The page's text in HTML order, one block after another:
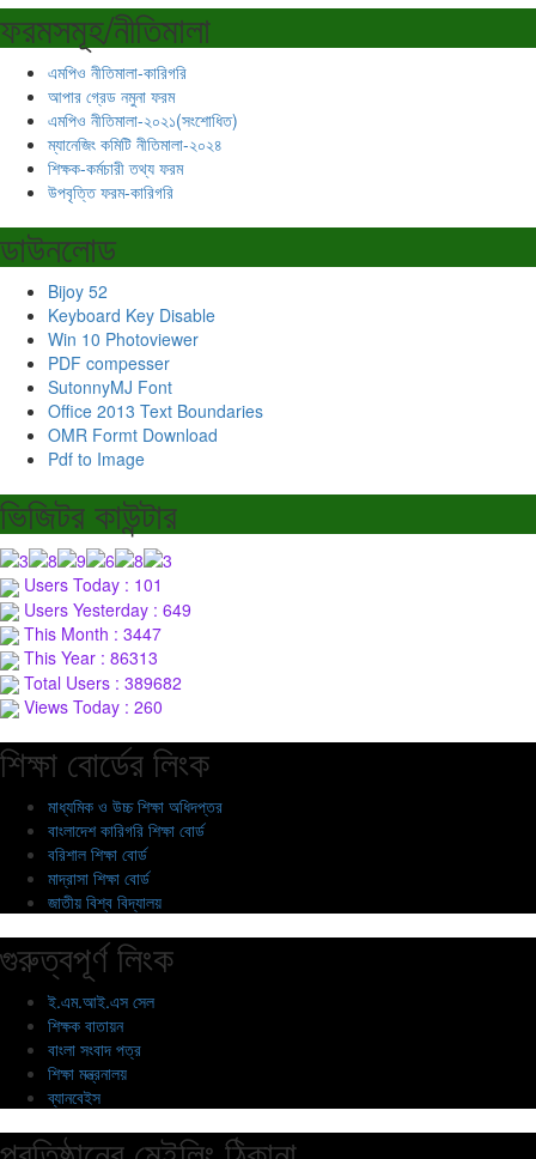
ফরমসমূহ/নীতিমালা
এমপিও নীতিমালা-কারিগরি
আপার গ্রেড নমুনা ফরম
এমপিও নীতিমালা-২০২১(সংশোধিত)
ম্যানেজিং কমিটি নীতিমালা-২০২৪
শিক্ষক-কর্মচারী তথ্য ফরম
উপবৃত্তি ফরম-কারিগরি
ডাউনলোড
Bijoy 52
Keyboard Key Disable
Win 10 Photoviewer
PDF compesser
SutonnyMJ Font
Office 2013 Text Boundaries
OMR Formt Download
Pdf to Image
ভিজিটর কাউন্টার
Users Today : 101
Users Yesterday : 649
This Month : 3447
This Year : 86313
Total Users : 389682
Views Today : 260
শিক্ষা বোর্ডের লিংক
মাধ্যমিক ও উচ্চ শিক্ষা অধিদপ্তর
বাংলাদেশ কারিগরি শিক্ষা বোর্ড
বরিশাল শিক্ষা বোর্ড
মাদ্রাসা শিক্ষা বোর্ড
জাতীয় বিশ্ব বিদ্যালয়
গুরুত্বপূর্ণ লিংক
ই.এম.আই.এস সেল
শিক্ষক বাতায়ন
বাংলা সংবাদ পত্র
শিক্ষা মন্ত্রনালয়
ব্যানবেইস